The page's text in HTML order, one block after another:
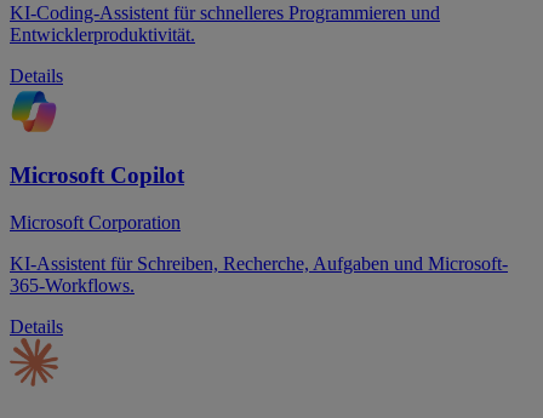
KI-Coding-Assistent für schnelleres Programmieren und
Entwicklerproduktivität.
Details
Microsoft Copilot
Microsoft Corporation
KI-Assistent für Schreiben, Recherche, Aufgaben und Microsoft-
365-Workflows.
Details